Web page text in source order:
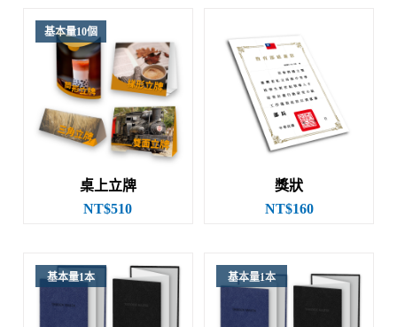
基本量10個
桌上立牌
NT$510
獎狀
NT$160
基本量1本 基本量1本